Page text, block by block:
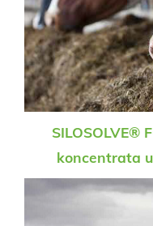
SILOSOLVE®
koncentrata